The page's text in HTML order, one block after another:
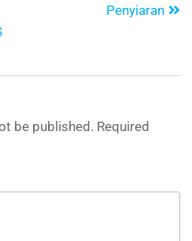
Penyiaran
be published. Required